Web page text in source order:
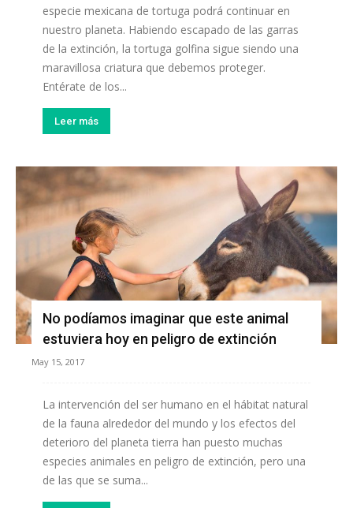
especie mexicana de tortuga podrá continuar en
nuestro planeta. Habiendo escapado de las garras
de la extinción, la tortuga golfina sigue siendo una
maravillosa criatura que debemos proteger.
Entérate de los...
Leer más
No podíamos imaginar que este animal
estuviera hoy en peligro de extinción
May 15, 2017
La intervención del ser humano en el hábitat natural
de la fauna alrededor del mundo y los efectos del
deterioro del planeta tierra han puesto muchas
especies animales en peligro de extinción, pero una
de las que se suma...